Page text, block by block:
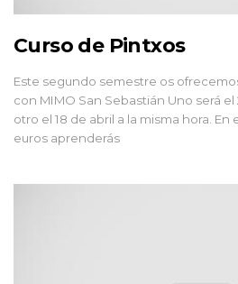
Curso de Pintxos
Este segundo semestre os
con MIMO San Sebastián Uno será el
otro el 18 de abril a la misma hora. En
euros aprenderás